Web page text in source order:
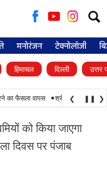
for:
मनोरंजन टेक्नोलॉजी
हिमाचल दिल्ली उत्तर
फैसला वापस • श्री गुरु हरिकृष्ण
❮ ❚❚ ❯
को किया जाएगा
दिवस पर पंजाब